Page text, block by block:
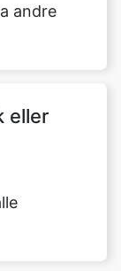
andre
eller